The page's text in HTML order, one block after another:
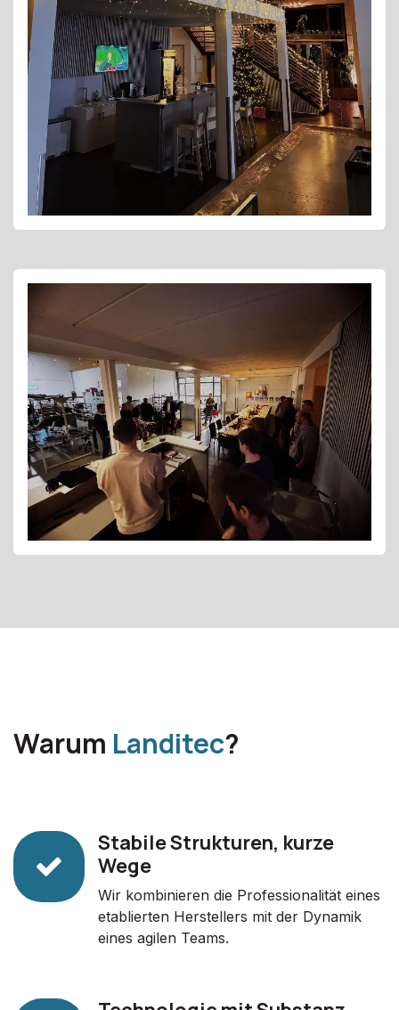
Warum Landitec?
Stabile Strukturen, kurze
Wege
Wir kombinieren die Professionalität eines
etablierten Herstellers mit der Dynamik
eines agilen Teams.